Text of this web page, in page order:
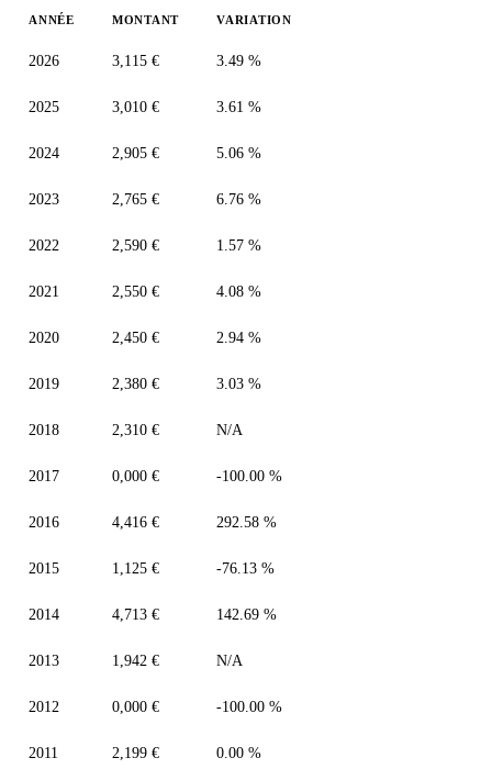
ANNÉE MONTANT VARIATION
2026 3,115 € 3.49 %
2025 3,010 € 3.61 %
2024 2,905 € 5.06 %
2023 2,765 € 6.76 %
2022 2,590 € 1.57 %
2021 2,550 € 4.08 %
2020 2,450 € 2.94 %
2019 2,380 € 3.03 %
2018 2,310 € N/A
2017 0,000 € -100.00 %
2016 4,416 € 292.58 %
2015 1,125 € -76.13 %
2014 4,713 € 142.69 %
2013 1,942 € N/A
2012 0,000 € -100.00 %
2011 2,199 € 0.00 %